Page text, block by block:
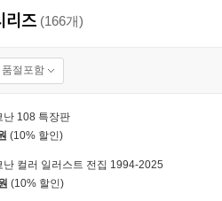
리즈 (166개)
품절포함
난 108 특장판
(10% 할인)
난 컬러 일러스트 전집 1994-2025
(10% 할인)